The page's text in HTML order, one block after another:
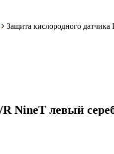
Защита кислородного
NineT левый